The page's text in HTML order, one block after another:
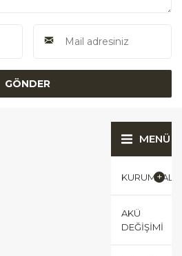
MENÜ
KURUMSAL
AKÜ
DEĞIŞIMI